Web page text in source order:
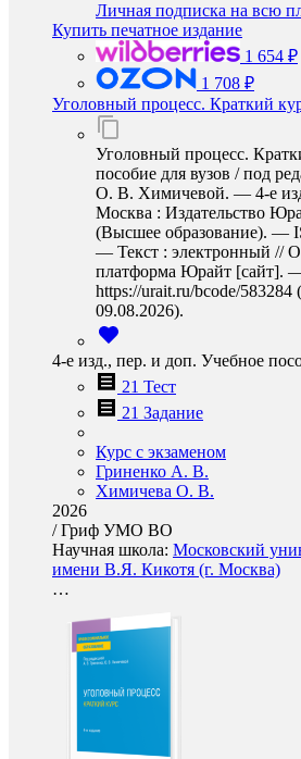
Личная подписка на всю
Купить печатное издание
1 654 ₽
1 708 ₽
Уголовный процесс. Краткий
Уголовный процесс.
пособие для вузов / под
О. В. Химичевой. — 4-е
Москва : Издательство
(Высшее образование). —
— Текст : электронный //
платформа Юрайт [сайт].
https://urait.ru/bcode/583284
09.08.2026).
4-е изд., пер. и доп. Учебное
21 Тест
21 Задание
Курс с экзаменом
Гриненко А. В.
Химичева О. В.
2026
/Гриф УМО ВО
Научная школа: Московский
имени В.Я. Кикотя (г. Москва)
…